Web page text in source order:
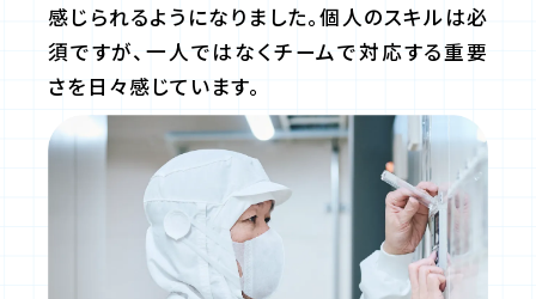
感じられるようになりました。個人のスキルは必
須ですが、一人ではなくチームで対応する重要
さを日々感じています。